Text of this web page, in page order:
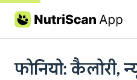
Skip to content
फोनियो: कैलोरी,